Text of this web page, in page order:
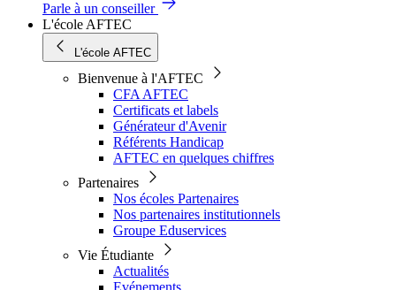
Parle à un conseiller
L'école AFTEC
L'école AFTEC
Bienvenue à l'AFTEC
CFA AFTEC
Certificats et labels
Générateur d'Avenir
Référents Handicap
AFTEC en quelques chiffres
Partenaires
Nos écoles Partenaires
Nos partenaires institutionnels
Groupe Eduservices
Vie Étudiante
Actualités
Evénements